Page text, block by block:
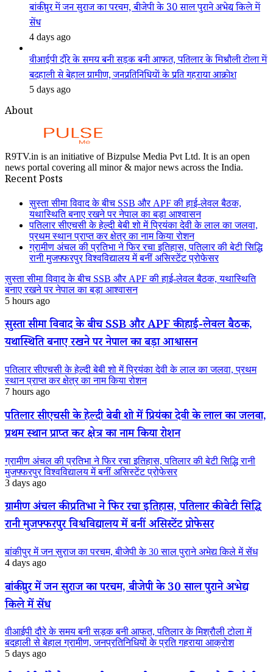
बांकीपुर में जन सुराज का परचम, बीजेपी के 30 साल पुराने अभेद्य किले में
सेंध
4 days ago
वीआईपी दौरे के समय बनी सड़क बनी आफत, पतिलार के मिश्रौली टोला में
बदहाली से बेहाल ग्रामीण, जनप्रतिनिधियों के प्रति गहराया आक्रोश
5 days ago
About
R9TV.in is an initiative of Bizpulse Media Pvt Ltd. It is an open
news portal covering all minor & major news across the India.
Recent Posts
सुस्ता सीमा विवाद के बीच SSB और APF की हाई-लेवल बैठक,
यथास्थिति बनाए रखने पर नेपाल का बड़ा आश्वासन
पतिलार सीएचसी के हेल्दी बेबी शो में प्रियंका देवी के लाल का जलवा,
प्रथम स्थान प्राप्त कर क्षेत्र का नाम किया रोशन
ग्रामीण अंचल की प्रतिभा ने फिर रचा इतिहास, पतिलार की बेटी सिद्धि
रानी मुजफ्फरपुर विश्वविद्यालय में बनीं असिस्टेंट प्रोफेसर
सुस्ता सीमा विवाद के बीच SSB और APF की हाई-लेवल बैठक, यथास्थिति
बनाए रखने पर नेपाल का बड़ा आश्वासन
5 hours ago
सुस्ता सीमा विवाद के बीच SSB और APF की हाई-लेवल बैठक,
यथास्थिति बनाए रखने पर नेपाल का बड़ा आश्वासन
पतिलार सीएचसी के हेल्दी बेबी शो में प्रियंका देवी के लाल का जलवा, प्रथम
स्थान प्राप्त कर क्षेत्र का नाम किया रोशन
7 hours ago
पतिलार सीएचसी के हेल्दी बेबी शो में प्रियंका देवी के लाल का जलवा,
प्रथम स्थान प्राप्त कर क्षेत्र का नाम किया रोशन
ग्रामीण अंचल की प्रतिभा ने फिर रचा इतिहास, पतिलार की बेटी सिद्धि रानी
मुजफ्फरपुर विश्वविद्यालय में बनीं असिस्टेंट प्रोफेसर
3 days ago
ग्रामीण अंचल की प्रतिभा ने फिर रचा इतिहास, पतिलार की बेटी सिद्धि
रानी मुजफ्फरपुर विश्वविद्यालय में बनीं असिस्टेंट प्रोफेसर
बांकीपुर में जन सुराज का परचम, बीजेपी के 30 साल पुराने अभेद्य किले में सेंध
4 days ago
बांकीपुर में जन सुराज का परचम, बीजेपी के 30 साल पुराने अभेद्य
किले में सेंध
वीआईपी दौरे के समय बनी सड़क बनी आफत, पतिलार के मिश्रौली टोला में
बदहाली से बेहाल ग्रामीण, जनप्रतिनिधियों के प्रति गहराया आक्रोश
5 days ago